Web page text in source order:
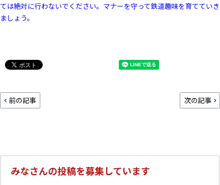
ては絶対に行わないでください。マナーを守って鉄道趣味を育てていき
ましょう。
前の記事 次の記事
みなさんの投稿を募集しています